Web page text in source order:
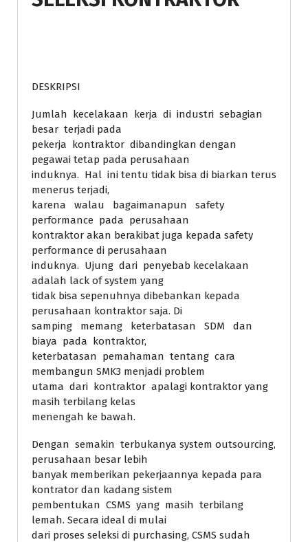
DESKRIPSI
Jumlah kecelakaan kerja di industri sebagian
besar terjadi pada
pekerja kontraktor dibandingkan dengan
pegawai tetap pada perusahaan
induknya. Hal ini tentu tidak bisa di biarkan terus
menerus terjadi,
karena walau bagaimanapun safety
performance pada perusahaan
kontraktor akan berakibat juga kepada safety
performance di perusahaan
induknya. Ujung dari penyebab kecelakaan
adalah lack of system yang
tidak bisa sepenuhnya dibebankan kepada
perusahaan kontraktor saja. Di
samping memang keterbatasan SDM dan
biaya pada kontraktor,
keterbatasan pemahaman tentang cara
membangun SMK3 menjadi problem
utama dari kontraktor apalagi kontraktor yang
masih terbilang kelas
menengah ke bawah.
Dengan semakin terbukanya system outsourcing,
perusahaan besar lebih
banyak memberikan pekerjaannya kepada para
kontrator dan kadang sistem
pembentukan CSMS yang masih terbilang
lemah. Secara ideal di mulai
dari proses seleksi di purchasing, CSMS sudah